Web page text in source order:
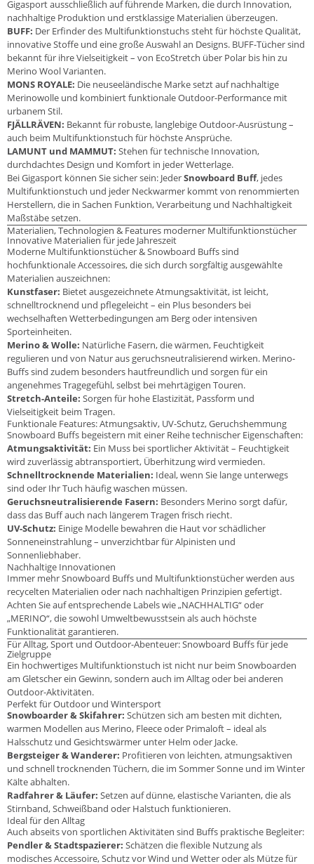
Gigasport ausschließlich auf führende Marken, die durch Innovation,
nachhaltige Produktion und erstklassige Materialien überzeugen.
BUFF: Der Erfinder des Multifunktionstuchs steht für höchste Qualität,
innovative Stoffe und eine große Auswahl an Designs. BUFF-Tücher sind
bekannt für ihre Vielseitigkeit – von EcoStretch über Polar bis hin zu
Merino Wool Varianten.
MONS ROYALE: Die neuseeländische Marke setzt auf nachhaltige
Merinowolle und kombiniert funktionale Outdoor-Performance mit
urbanem Stil.
FJÄLLRÄVEN: Bekannt für robuste, langlebige Outdoor-Ausrüstung –
auch beim Multifunktionstuch für höchste Ansprüche.
LAMUNT und MAMMUT: Stehen für technische Innovation,
durchdachtes Design und Komfort in jeder Wetterlage.
Bei Gigasport können Sie sicher sein: JederSnowboard Buff, jedes
Multifunktionstuch und jeder Neckwarmer kommt von renommierten
Herstellern, die in Sachen Funktion, Verarbeitung und Nachhaltigkeit
Maßstäbe setzen.
Materialien, Technologien & Features moderner Multifunktionstücher
Innovative Materialien für jede Jahreszeit
Moderne Multifunktionstücher & Snowboard Buffs sind
hochfunktionale Accessoires, die sich durch sorgfältig ausgewählte
Materialien auszeichnen:
Kunstfaser: Bietet ausgezeichnete Atmungsaktivität, ist leicht,
schnelltrocknend und pflegeleicht – ein Plus besonders bei
wechselhaften Wetterbedingungen am Berg oder intensiven
Sporteinheiten.
Merino & Wolle: Natürliche Fasern, die wärmen, Feuchtigkeit
regulieren und von Natur aus geruchsneutralisierend wirken. Merino-
Buffs sind zudem besonders hautfreundlich und sorgen für ein
angenehmes Tragegefühl, selbst bei mehrtägigen Touren.
Stretch-Anteile: Sorgen für hohe Elastizität, Passform und
Vielseitigkeit beim Tragen.
Funktionale Features: Atmungsaktiv, UV-Schutz, Geruchshemmung
Snowboard Buffs begeistern mit einer Reihe technischer Eigenschaften:
Atmungsaktivität: Ein Muss bei sportlicher Aktivität – Feuchtigkeit
wird zuverlässig abtransportiert, Überhitzung wird vermieden.
Schnelltrocknende Materialien: Ideal, wenn Sie lange unterwegs
sind oder Ihr Tuch häufig waschen müssen.
Geruchsneutralisierende Fasern: Besonders Merino sorgt dafür,
dass das Buff auch nach längerem Tragen frisch riecht.
UV-Schutz: Einige Modelle bewahren die Haut vor schädlicher
Sonneneinstrahlung – unverzichtbar für Alpinisten und
Sonnenliebhaber.
Nachhaltige Innovationen
Immer mehr Snowboard Buffs und Multifunktionstücher werden aus
recycelten Materialien oder nach nachhaltigen Prinzipien gefertigt.
Achten Sie auf entsprechende Labels wie „NACHHALTIG“ oder
„MERINO“, die sowohl Umweltbewusstsein als auch höchste
Funktionalität garantieren.
Für Alltag, Sport und Outdoor-Abenteuer: Snowboard Buffs für jede
Zielgruppe
Ein hochwertiges Multifunktionstuch ist nicht nur beim Snowboarden
am Gletscher ein Gewinn, sondern auch im Alltag oder bei anderen
Outdoor-Aktivitäten.
Perfekt für Outdoor und Wintersport
Snowboarder & Skifahrer: Schützen sich am besten mit dichten,
warmen Modellen aus Merino, Fleece oder Primaloft – ideal als
Halsschutz und Gesichtswärmer unter Helm oder Jacke.
Bergsteiger & Wanderer: Profitieren von leichten, atmungsaktiven
und schnell trocknenden Tüchern, die im Sommer Sonne und im Winter
Kälte abhalten.
Radfahrer & Läufer: Setzen auf dünne, elastische Varianten, die als
Stirnband, Schweißband oder Halstuch funktionieren.
Ideal für den Alltag
Auch abseits von sportlichen Aktivitäten sind Buffs praktische Begleiter:
Pendler & Stadtspazierer: Schätzen die flexible Nutzung als
modisches Accessoire, Schutz vor Wind und Wetter oder als Mütze für